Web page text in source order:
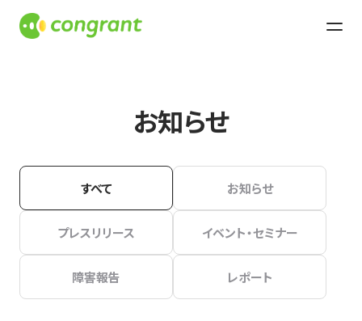
お知らせ
すべて お知らせ
プレスリリース イベント・セミナー
障害報告 レポート